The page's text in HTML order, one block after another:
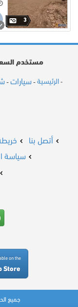
3
مستخدم
- الرئيسية - سيارات -
أتصل بنا
سياسة
on the
Store
جميع